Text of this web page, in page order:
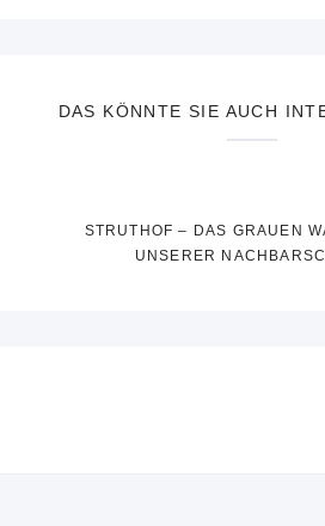
DAS KÖNNTE SIE AUCH
STRUTHOF – DAS GRAUEN
UNSERER